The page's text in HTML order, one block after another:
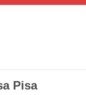
Pisa